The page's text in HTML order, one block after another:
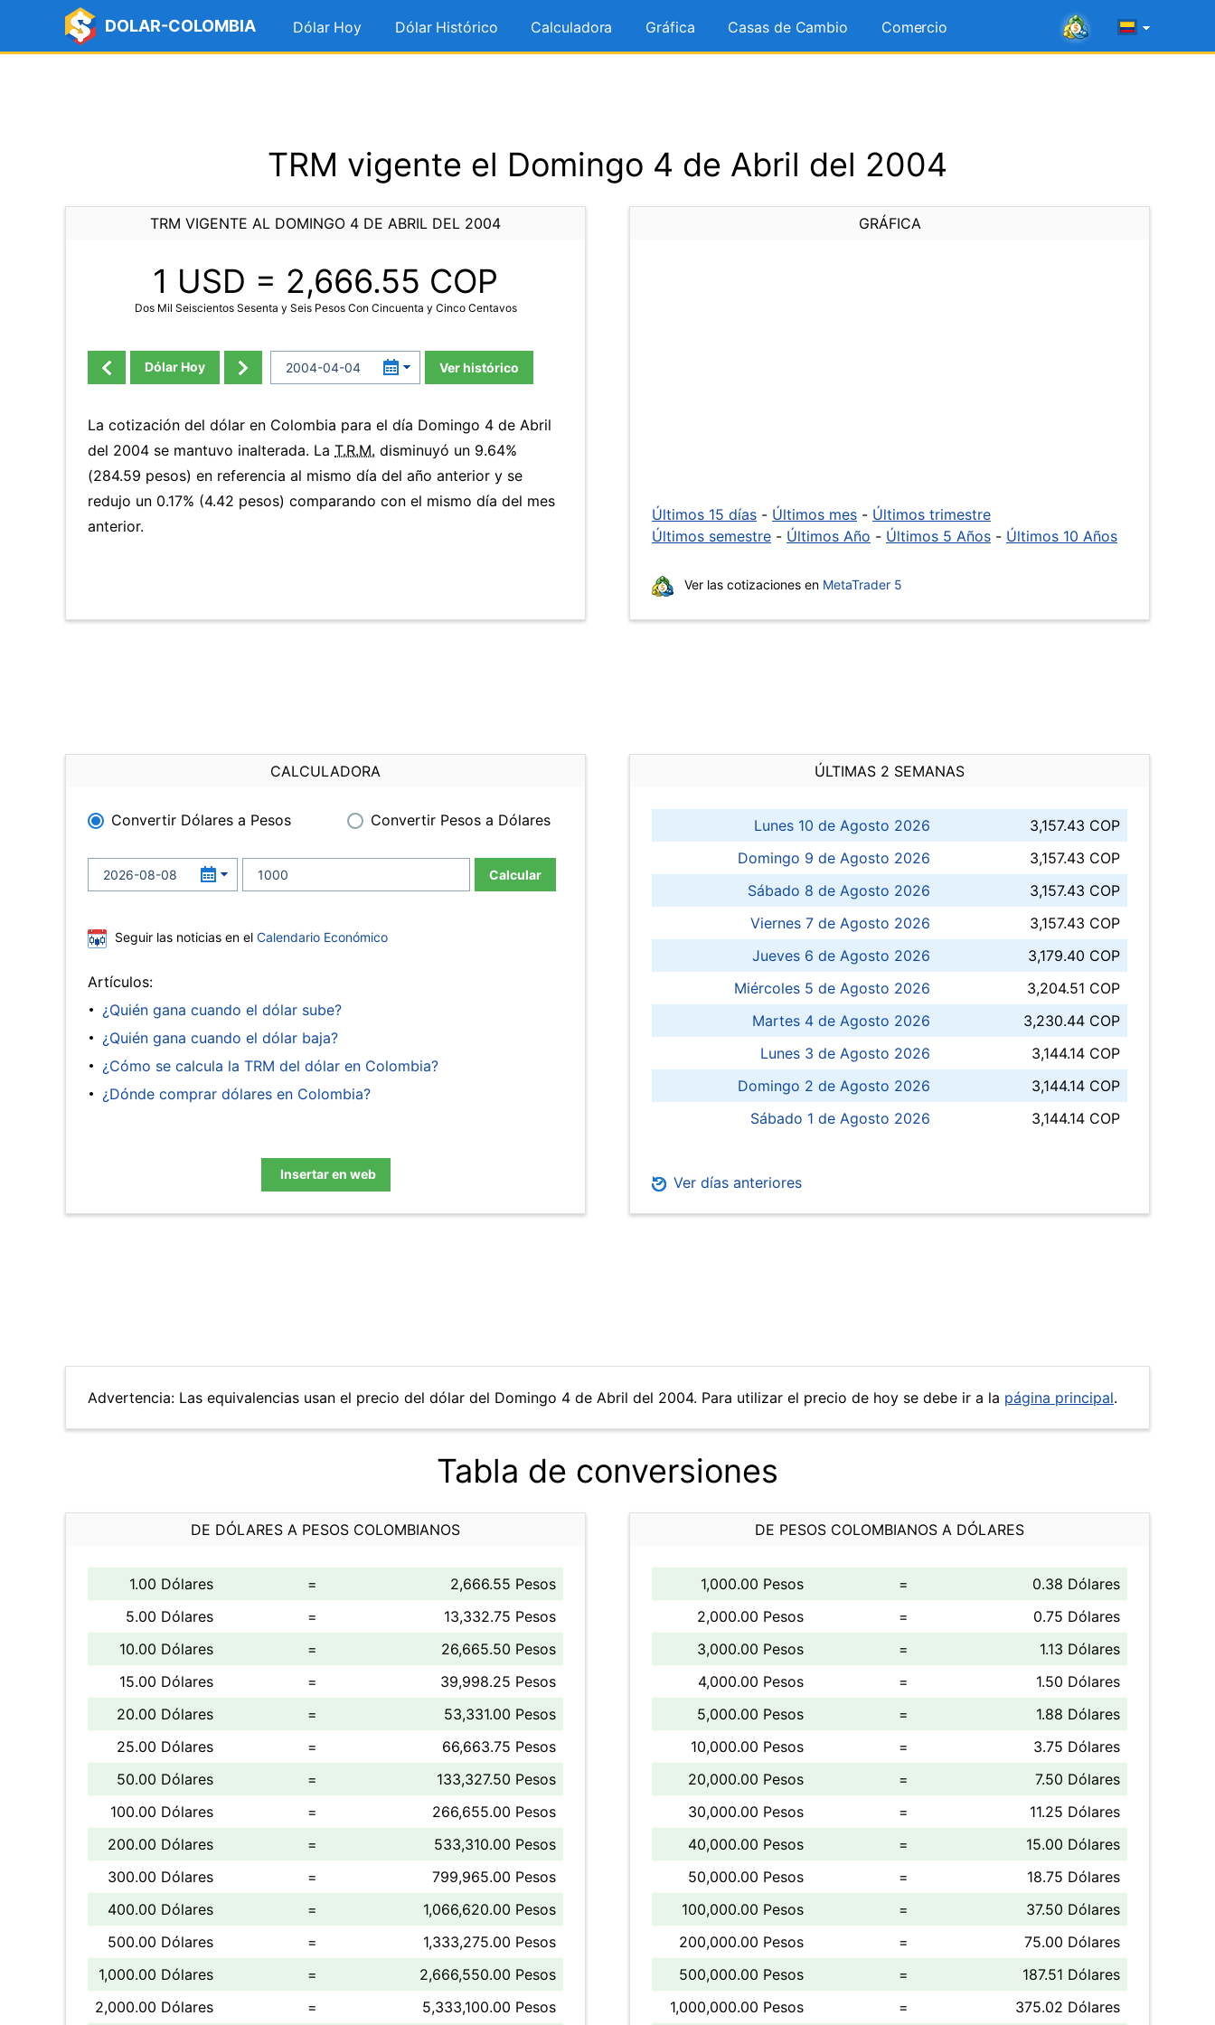
DOLAR-COLOMBIA Dólar Hoy Dólar Histórico Calculadora Gráfica Casas de Cambio Comercio
TRM vigente el Domingo 4 de Abril del 2004
TRM VIGENTE AL DOMINGO 4 DE ABRIL DEL 2004
1 USD = 2,666.55 COP
Dos Mil Seiscientos Sesenta y Seis Pesos Con Cincuenta y Cinco Centavos
Dólar Hoy Ver histórico
La cotización del dólar en Colombia para el día Domingo 4 de Abril
del 2004 se mantuvo inalterada. La T.R.M. disminuyó un 9.64%
(284.59 pesos) en referencia al mismo día del año anterior y se
redujo un 0.17% (4.42 pesos) comparando con el mismo día del mes
anterior.
GRÁFICA
Últimos 15 días - Últimos mes - Últimos trimestre
Últimos semestre - Últimos Año - Últimos 5 Años - Últimos 10 Años
Ver las cotizaciones en MetaTrader 5
CALCULADORA
Convertir Dólares a Pesos Convertir Pesos a Dólares
Calcular
Seguir las noticias en el Calendario Económico
Artículos:
¿Quién gana cuando el dólar sube?
¿Quién gana cuando el dólar baja?
¿Cómo se calcula la TRM del dólar en Colombia?
¿Dónde comprar dólares en Colombia?
Insertar en web
ÚLTIMAS 2 SEMANAS
Lunes 10 de Agosto 2026
3,157.43 COP
Domingo 9 de Agosto 2026
3,157.43 COP
Sábado 8 de Agosto 2026
3,157.43 COP
Viernes 7 de Agosto 2026
3,157.43 COP
Jueves 6 de Agosto 2026
3,179.40 COP
Miércoles 5 de Agosto 2026
3,204.51 COP
Martes 4 de Agosto 2026
3,230.44 COP
Lunes 3 de Agosto 2026
3,144.14 COP
Domingo 2 de Agosto 2026
3,144.14 COP
Sábado 1 de Agosto 2026
3,144.14 COP
Ver días anteriores
Advertencia: Las equivalencias usan el precio del dólar del Domingo 4 de Abril del 2004. Para utilizar el precio de hoy se debe ir a la página principal.
Tabla de conversiones
DE DÓLARES A PESOS COLOMBIANOS
1.00 Dólares =
2,666.55 Pesos
5.00 Dólares
=
13,332.75 Pesos
10.00 Dólares
=
26,665.50 Pesos
15.00 Dólares
=
39,998.25 Pesos
20.00 Dólares
=
53,331.00 Pesos
25.00 Dólares
=
66,663.75 Pesos
50.00 Dólares
=
133,327.50 Pesos
100.00 Dólares
=
266,655.00 Pesos
200.00 Dólares
=
533,310.00 Pesos
300.00 Dólares
=
799,965.00 Pesos
400.00 Dólares
=
1,066,620.00 Pesos
500.00 Dólares
=
1,333,275.00 Pesos
1,000.00 Dólares
=
2,666,550.00 Pesos
2,000.00 Dólares
= 5,333,100.00 Pesos
DE PESOS COLOMBIANOS A DÓLARES
1,000.00 Pesos =
0.38 Dólares
2,000.00 Pesos
=
0.75 Dólares
3,000.00 Pesos
=
1.13 Dólares
4,000.00 Pesos
=
1.50 Dólares
5,000.00 Pesos
=
1.88 Dólares
10,000.00 Pesos
=
3.75 Dólares
20,000.00 Pesos
=
7.50 Dólares
30,000.00 Pesos
=
11.25 Dólares
40,000.00 Pesos
=
15.00 Dólares
50,000.00 Pesos
=
18.75 Dólares
100,000.00 Pesos
=
37.50 Dólares
200,000.00 Pesos
=
75.00 Dólares
500,000.00 Pesos
=
187.51 Dólares
1,000,000.00 Pesos
= 375.02 Dólares